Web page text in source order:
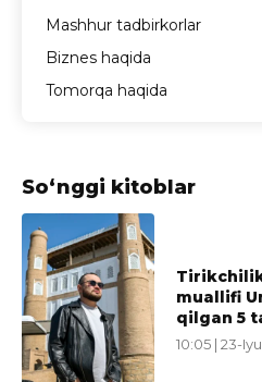
Mashhur tadbirkorlar
Biznes haqida
Tomorqa haqida
So‘nggi kitoblar
muallifi
qilgan 5
10:05 | 23-